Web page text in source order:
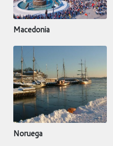
Macedonia
Noruega